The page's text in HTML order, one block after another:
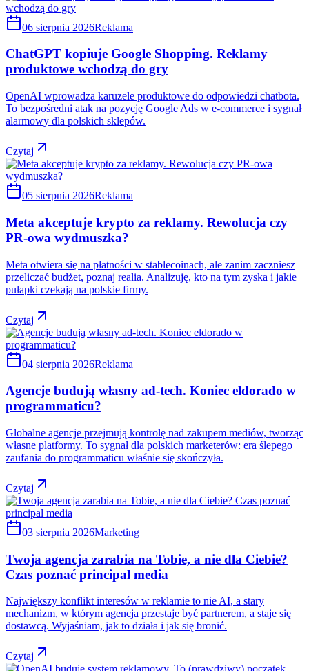
06 sierpnia 2026Reklama
ChatGPT kopiuje Google Shopping. Reklamy
produktowe wchodzą do gry
OpenAI wprowadza karuzele produktowe do odpowiedzi chatbota.
To bezpośredni atak na pozycję Google Ads w e-commerce i sygnał
alarmowy dla polskich sklepów.
Czytaj
05 sierpnia 2026Reklama
Meta akceptuje krypto za reklamy. Rewolucja czy
PR-owa wydmuszka?
Meta otwiera się na płatności w stablecoinach, ale zanim zaczniesz
przeliczać budżet, poznaj realia. Analizuję, kto na tym zyska i jakie
pułapki czekają na polskie firmy.
Czytaj
04 sierpnia 2026Reklama
Agencje budują własny ad-tech. Koniec eldorado w
programmaticu?
Globalne agencje przejmują kontrolę nad zakupem mediów, tworząc
własne platformy. To sygnał dla polskich marketerów: era ślepego
zaufania do programmaticu właśnie się skończyła.
Czytaj
03 sierpnia 2026Marketing
Twoja agencja zarabia na Tobie, a nie dla Ciebie?
Czas poznać principal media
Największy konflikt interesów w reklamie to nie AI, a stary
mechanizm, w którym agencja przestaje być partnerem, a staje się
dostawcą. Wyjaśniam, jak to działa i jak się bronić.
Czytaj